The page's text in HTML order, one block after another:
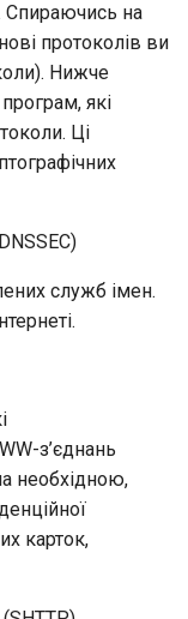
Спираючись на
протоколів ви
Нижче
які
Ці
служб імен.
з’єднань
необхідною,
карток,